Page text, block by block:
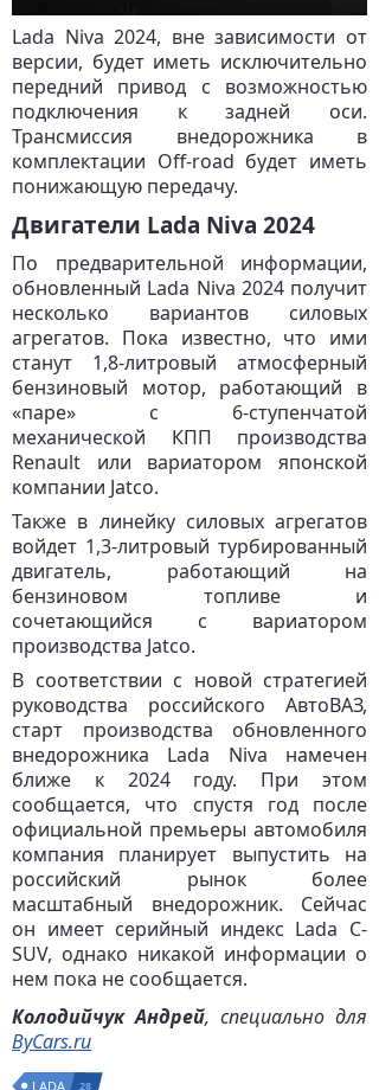
Lada Niva 2024, вне зависимости от
версии, будет иметь исключительно
передний привод с возможностью
подключения к задней оси.
Трансмиссия внедорожника в
комплектации Off-road будет иметь
понижающую передачу.
Двигатели Lada Niva 2024
По предварительной информации,
обновленный Lada Niva 2024 получит
несколько вариантов силовых
агрегатов. Пока известно, что ими
станут 1,8-литровый атмосферный
бензиновый мотор, работающий в
«паре» с 6-ступенчатой
механической КПП производства
Renault или вариатором японской
компании Jatco.
Также в линейку силовых агрегатов
войдет 1,3-литровый турбированный
двигатель, работающий на
бензиновом топливе и
сочетающийся с вариатором
производства Jatco.
В соответствии с новой стратегией
руководства российского АвтоВАЗ,
старт производства обновленного
внедорожника Lada Niva намечен
ближе к 2024 году. При этом
сообщается, что спустя год после
официальной премьеры автомобиля
компания планирует выпустить на
российский рынок более
масштабный внедорожник. Сейчас
он имеет серийный индекс Lada С-
SUV, однако никакой информации о
нем пока не сообщается.
Колодийчук Андрей, специально для
ByCars.ru
LADA 28